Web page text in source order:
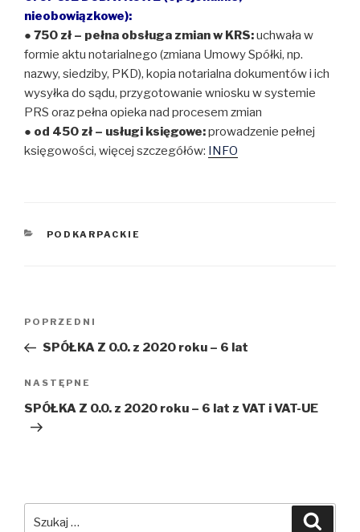
nieobowiązkowe):
● 750 zł – pełna obsługa zmian w KRS:uchwała w
formie aktu notarialnego (zmiana Umowy Spółki, np.
nazwy, siedziby, PKD), kopia notarialna dokumentów i ich
wysyłka do sądu, przygotowanie wniosku w systemie
PRS oraz pełna opieka nad procesem zmian
● od 450 zł – usługi księgowe:prowadzenie pełnej
księgowości, więcej szczegółów: INFO
KATEGORIE
PODKARPACKIE
wpisu
Poprzedni
wpis
POPRZEDNI
SPÓŁKA Z O.O. z 2020 roku – 6 lat
Następny
wpis
NASTĘPNE
SPÓŁKA Z O.O. z 2020 roku – 6 lat z VAT i VAT-UE